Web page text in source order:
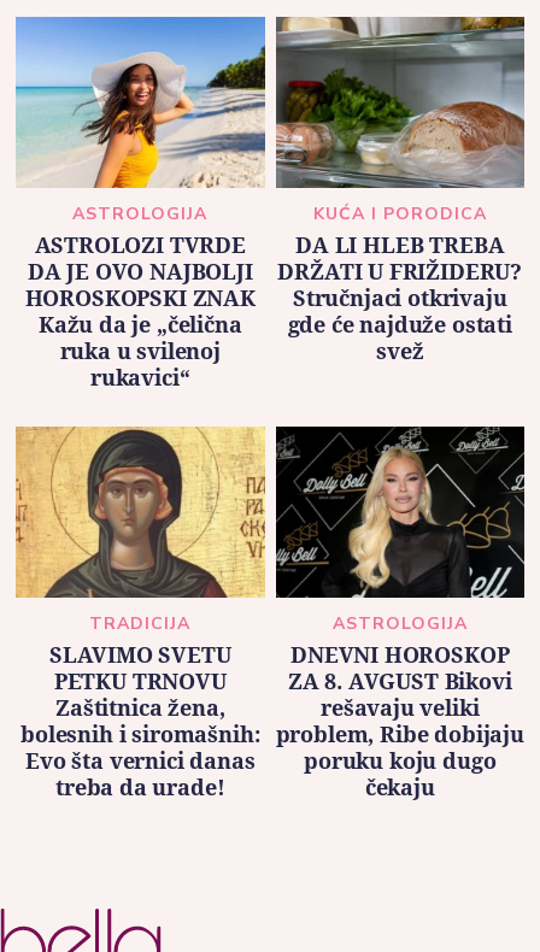
ASTROLOGIJA
ASTROLOZI TVRDE
DA JE OVO NAJBOLJI
HOROSKOPSKI ZNAK
Kažu da je „čelična
ruka u svilenoj
rukavici“
KUĆA I PORODICA
DA LI HLEB TREBA
DRŽATI U FRIŽIDERU?
Stručnjaci otkrivaju
gde će najduže ostati
svež
TRADICIJA
SLAVIMO SVETU
PETKU TRNOVU
Zaštitnica žena,
bolesnih i siromašnih:
Evo šta vernici danas
treba da urade!
ASTROLOGIJA
DNEVNI HOROSKOP
ZA 8. AVGUST Bikovi
rešavaju veliki
problem, Ribe dobijaju
poruku koju dugo
čekaju